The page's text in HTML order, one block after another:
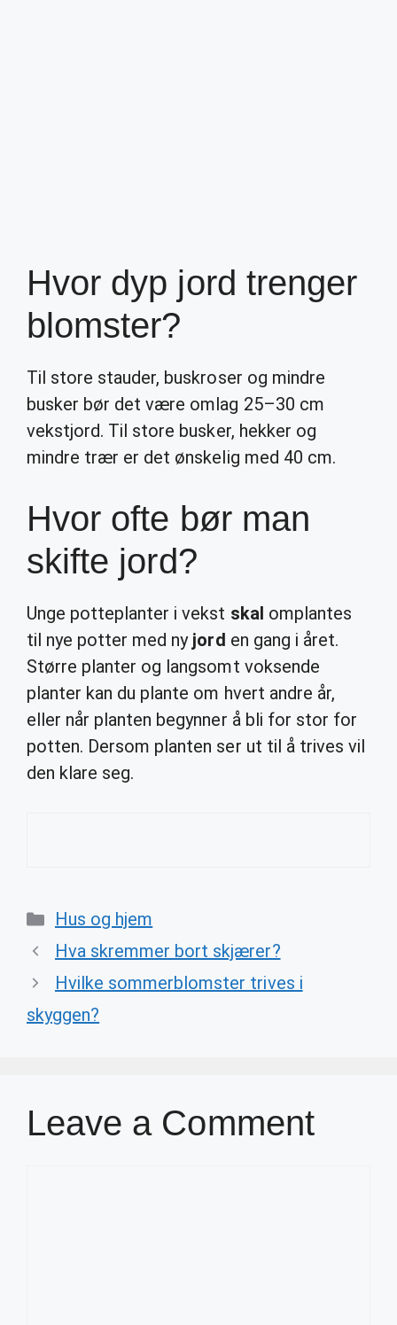
Hvor dyp jord trenger
blomster?
Til store stauder, buskroser og mindre
busker bør det være omlag 25–30 cm
vekstjord. Til store busker, hekker og
mindre trær er det ønskelig med 40 cm.
Hvor ofte bør man
skifte jord?
Unge potteplanter i vekst skal omplantes
til nye potter med ny jord en gang i året.
Større planter og langsomt voksende
planter kan du plante om hvert andre år,
eller når planten begynner å bli for stor for
potten. Dersom planten ser ut til å trives vil
den klare seg.
Categories
Hus og hjem
Hva skremmer bort skjærer?
Hvilke sommerblomster trives i
skyggen?
Leave a Comment